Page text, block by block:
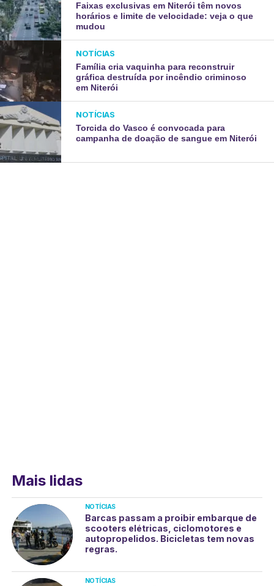
Faixas exclusivas em Niterói têm novos
horários e limite de velocidade: veja o que
mudou
NOTÍCIAS
Família cria vaquinha para reconstruir
gráfica destruída por incêndio criminoso
em Niterói
NOTÍCIAS
Torcida do Vasco é convocada para
campanha de doação de sangue em Niterói
Mais lidas
NOTÍCIAS
Barcas passam a proibir embarque de
scooters elétricas, ciclomotores e
autopropelidos. Bicicletas tem novas
regras.
NOTÍCIAS